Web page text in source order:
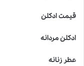
قیمت ادکلن
ادکلن مردانه
عطر زنانه